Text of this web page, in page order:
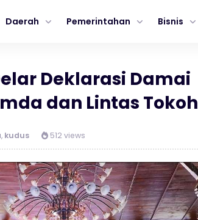
Daerah Pemerintahan Bisnis
Deklarasi Damai
dan Lintas Tokoh
, kudus 512 views